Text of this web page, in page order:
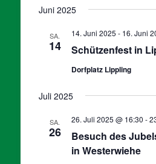
wählen.
Juni 2025
SA.
14 Schützenfest in
14. Juni 2025 - 16. Juni
Dorfplatz Lippling
Juli 2025
SA.
26
Besuch des
in Westerwiehe
26. Juli 2025 @ 16:30 -